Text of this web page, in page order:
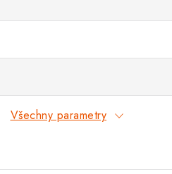
Všechny parametry